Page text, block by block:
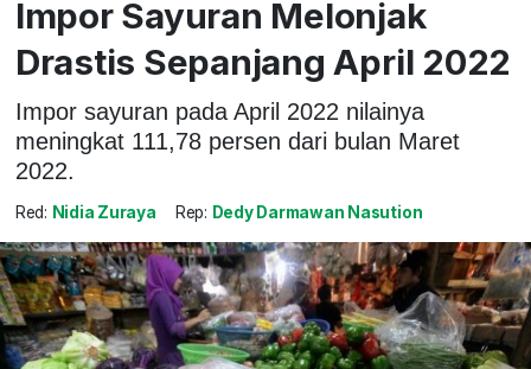
Impor Sayuran Melonjak
Drastis Sepanjang April 2022
Impor sayuran pada April 2022 nilainya
meningkat 111,78 persen dari bulan Maret
2022.
Red: Nidia Zuraya Rep: Dedy Darmawan Nasution